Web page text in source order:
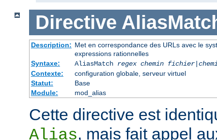
Directive
Description: Met en correspondance des URLs avec le
expressions rationnelles
Syntaxe:
AliasMatch regex chemin fichier|
Contexte:
configuration globale, serveur virtuel
Statut:
Base
Module:
mod_alias
Cette directive est
Alias, mais fait appel